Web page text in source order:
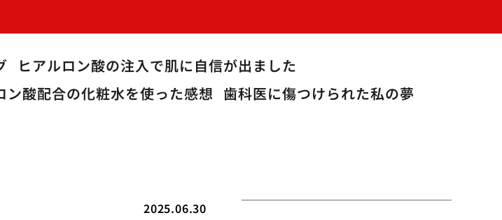
ヒアルロン酸の注入で肌に自信が出ました
ン酸配合の化粧水を使った感想 歯科医に傷つけられた私の夢
2025.06.30